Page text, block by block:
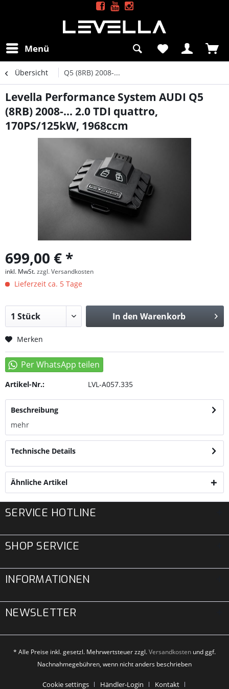
Menü
Übersicht Q5 (8RB) 2008-...
Levella Performance System AUDI Q5
(8RB) 2008-... 2.0 TDI quattro,
170PS/125kW, 1968ccm
699,00 € *
inkl. MwSt.zzgl. Versandkosten
Lieferzeit ca. 5 Tage
In den Warenkorb
Merken
Artikel-Nr.: LVL-A057.335
Beschreibung
mehr
Technische Details
Ähnliche Artikel
SERVICE HOTLINE
SHOP SERVICE
INFORMATIONEN
NEWSLETTER
* Alle Preise inkl. gesetzl. Mehrwertsteuer zzgl.Versandkosten und ggf.
Nachnahmegebühren, wenn nicht anders beschrieben
Cookie settings Händler-Login Kontakt